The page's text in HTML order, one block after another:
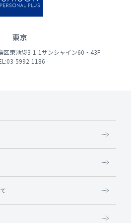
東京
区東池袋3-1-1サンシャイン60・43F
5992-1186